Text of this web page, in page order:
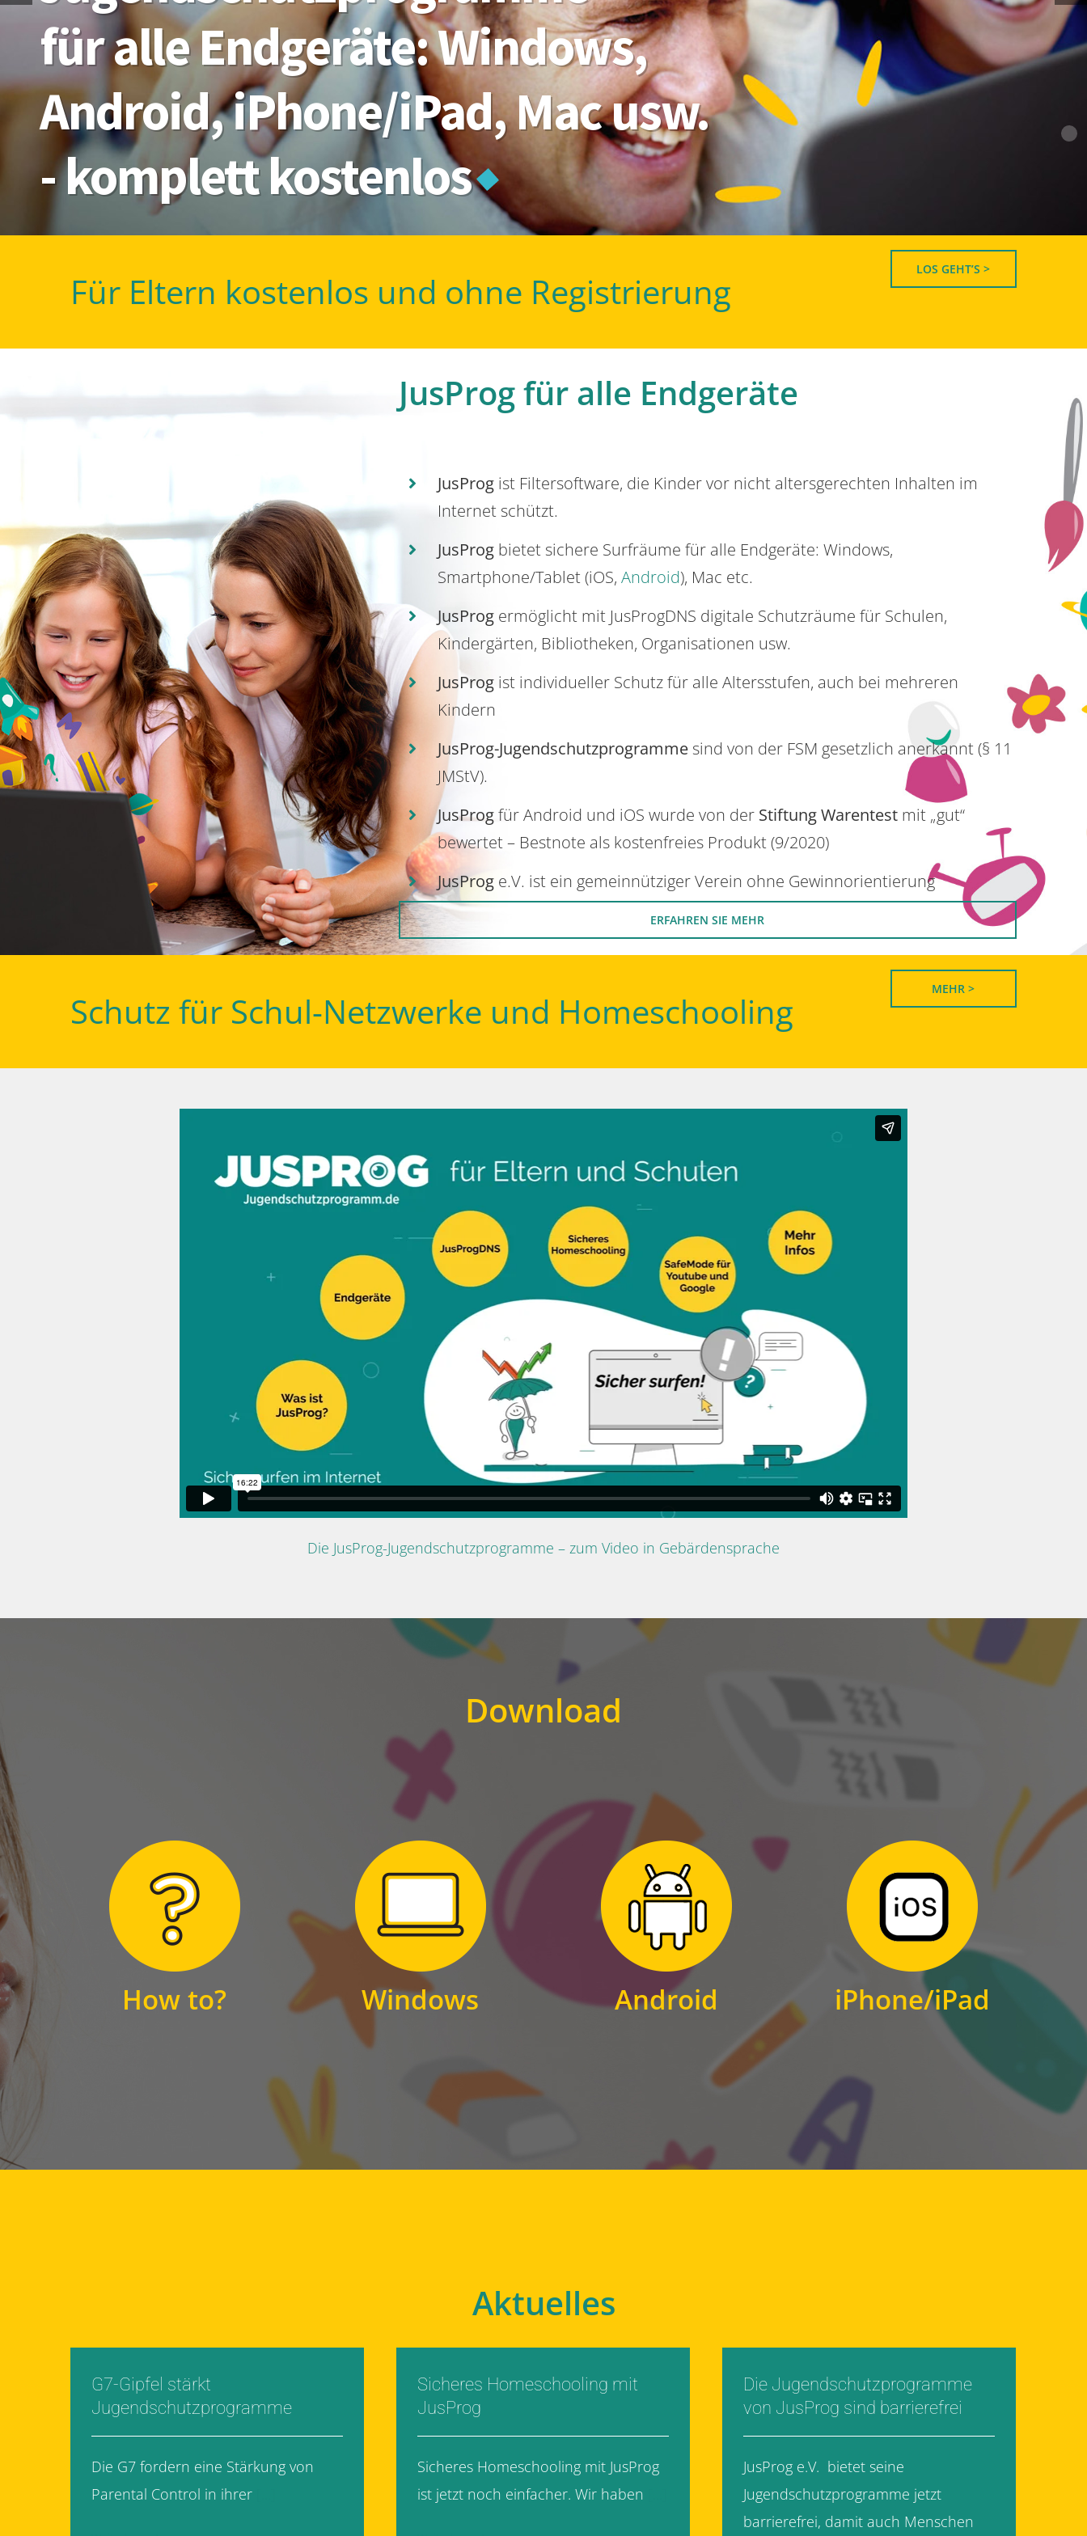
- komplett kostenlos
Android, iPhone/iPad, Mac usw.
für alle Endgeräte: Windows,
Für Eltern kostenlos und ohne Registrierung
LOS GEHT’S >
JusProg für alle Endgeräte
JusProgist Filtersoftware, die Kinder vor nicht altersgerechten Inhalten im
Internet schützt.
JusProgbietet sichere Surfräume für alle Endgeräte: Windows,
Smartphone/Tablet (iOS, Android), Mac etc.
JusProg ermöglicht mit JusProgDNS digitale Schutzräume für Schulen,
Kindergärten, Bibliotheken, Organisationen usw.
JusProgist individueller Schutz für alle Altersstufen, auch bei mehreren
Kindern
JusProg-Jugendschutzprogrammesind von der FSM gesetzlich anerkannt (§ 11
JMStV).
JusProgfür Android und iOS wurde von der Stiftung Warentestmit „gut“
bewertet – Bestnote als kostenfreies Produkt (9/2020)
JusProge.V. ist ein gemeinnütziger Verein ohne Gewinnorientierung
ERFAHREN SIE MEHR
Schutz für Schul-Netzwerke und Homeschooling
MEHR >
Die JusProg-Jugendschutzprogramme – zum Video in Gebärdensprache
Download
How to?
Hier finden Sie
Windows
Zum Download
für Windows
Android
Zum Download
für Android
iPhone/iPad
Zum Download
für iPhone und iPad
Aktuelles
G7-Gipfel stärkt
Jugendschutzprogramme
Die G7 fordern eine Stärkung von
Parental Control in ihrer
Sicheres Homeschooling mit
JusProg
Sicheres Homeschooling mit JusProg
ist jetzt noch einfacher. Wir haben
Die Jugendschutzprogramme
von JusProg sind barrierefrei
JusProg e.V. bietet seine
Jugendschutzprogramme jetzt
barrierefrei, damit auch Menschen